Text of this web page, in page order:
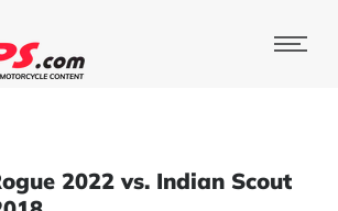
2022 vs. Indian Scout